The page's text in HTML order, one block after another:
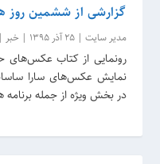
گزارشی از ششمین روز همایش «۱۰
مدیر سایت |25 آذر 1395 | خبر
نمایش عکس‌های سارا
در بخش ویژه از جمله